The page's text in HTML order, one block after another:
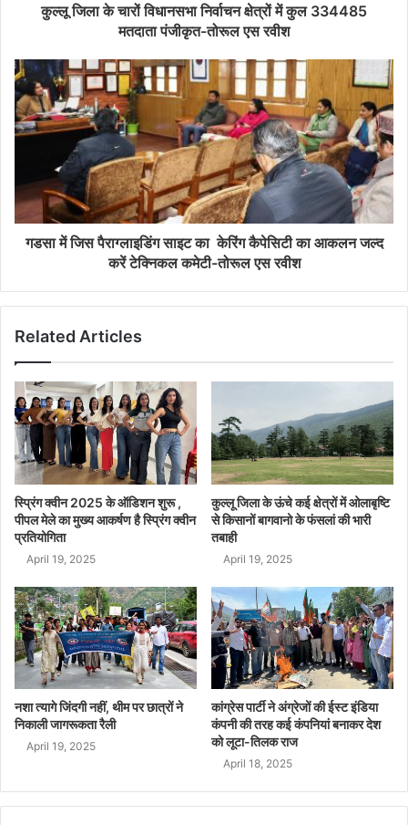
कुल्लू जिला के चारों विधानसभा निर्वाचन क्षेत्रों में कुल 334485
मतदाता पंजीकृत-तोरूल एस रवीश
गडसा में जिस पैराग्लाइडिंग साइट का केरिंग कैपेसिटी का आकलन जल्द
करें टेक्निकल कमेटी-तोरूल एस रवीश
Related Articles
स्प्रिंग क्वीन 2025 के ऑडिशन शुरू ,
पीपल मेले का मुख्य आकर्षण है स्प्रिंग क्वीन
प्रतियोगिता
April 19, 2025
कुल्लू जिला के ऊंचे कई क्षेत्रों में ओलाबृष्टि
से किसानों बागवानो के फंसलां की भारी
तबाही
April 19, 2025
नशा त्यागे जिंदगी नहीं, थीम पर छात्रों ने
निकाली जागरूकता रैली
April 19, 2025
कांग्रेस पार्टी ने अंग्रेजों की ईस्ट इंडिया
कंपनी की तरह कई कंपनियां बनाकर देश
को लूटा-तिलक राज
April 18, 2025